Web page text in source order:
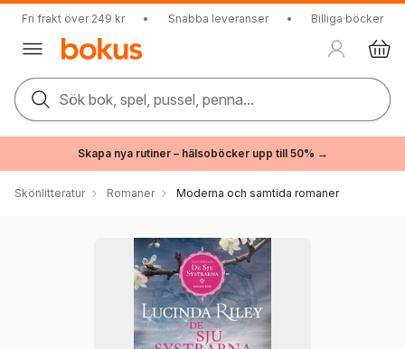
Fri frakt över 249 kr • Snabba leveranser • Billiga böcker
Sök bok, spel, pussel, penna...
Skapa nya rutiner – hälsoböcker upp till 50% →
Skönlitteratur Romaner Moderna och samtida romaner